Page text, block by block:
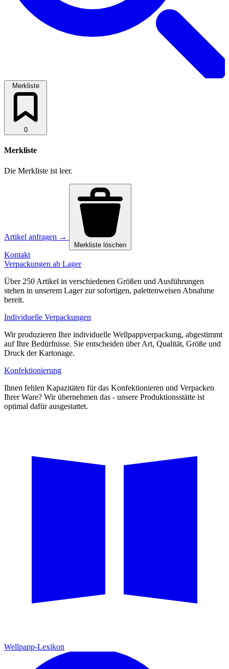
Merkliste
0
Merkliste
Die Merkliste ist leer.
Artikel anfragen →
Merkliste löschen
Kontakt
Verpackungen ab Lager
Über 250 Artikel in verschiedenen Größen und Ausführungen
stehen in unserem Lager zur sofortigen, palettenweisen Abnahme
bereit.
Individuelle Verpackungen
Wir produzieren Ihre individuelle Wellpappverpackung, abgestimmt
auf Ihre Bedürfnisse. Sie entscheiden über Art, Qualität, Größe und
Druck der Kartonage.
Konfektionierung
Ihnen fehlen Kapazitäten für das Konfektionieren und Verpacken
Ihrer Ware? Wir übernehmen das - unsere Produktionsstätte ist
optimal dafür ausgestattet.
Wellpapp-Lexikon